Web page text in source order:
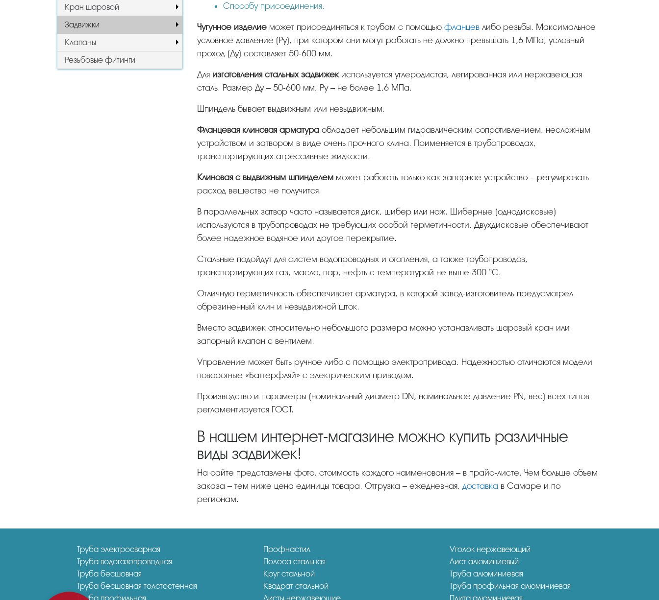
Кран шаровой
Задвижки
Клапаны
Резьбовые фитинги
Способу присоединения.
Чугунное изделие может присоединяться к трубам с помощью фланцев либо резьбы. Максимальное
условное давление (Ру), при котором они могут работать не должно превышать 1,6 МПа, условный
проход (Ду) составляет 50-600 мм.
Для изготовления стальных задвижекиспользуется углеродистая, легированная или нержавеющая
сталь. Размер Ду – 50-600 мм, Ру – не более 1,6 МПа.
Шпиндель бывает выдвижным или невыдвижным.
Фланцевая клиновая арматура обладает небольшим гидравлическим сопротивлением, несложным
устройством и затвором в виде очень прочного клина. Применяется в трубопроводах,
транспортирующих агрессивные жидкости.
Клиновая с выдвижным шпинделем может работать только как запорное устройство – регулировать
расход вещества не получится.
В параллельных затвор часто называется диск, шибер или нож. Шиберные (однодисковые)
используются в трубопроводах не требующих особой герметичности. Двухдисковые обеспечивают
более надежное водяное или другое перекрытие.
Стальные подойдут для систем водопроводных и отопления, а также трубопроводов,
транспортирующих газ, масло, пар, нефть с температурой не выше 300 °С.
Отличную герметичность обеспечивает арматура, в которой завод-изготовитель предусмотрел
обрезиненный клин и невыдвижной шток.
Вместо задвижек относительно небольшого размера можно устанавливать шаровый кран или
запорный клапан с вентилем.
Управление может быть ручное либо с помощью электропривода. Надежностью отличаются модели
поворотные «Баттерфляй» с электрическим приводом.
Производство и параметры (номинальный диаметр DN, номинальное давление PN, вес) всех типов
регламентируется ГОСТ.
В нашем интернет-магазине можно купить различные
виды задвижек!
На сайте представлены фото, стоимость каждого наименования – в прайс-листе. Чем больше объем
заказа – тем ниже цена единицы товара. Отгрузка – ежедневная, доставка в Самаре и по
регионам.
Труба электросварная
Труба водогазопроводная
Труба бесшовная
Труба бесшовная толстостенная
Профнастил
Полоса стальная
Круг стальной
Квадрат стальной
Уголок нержавеющий
Лист алюминиевый
Труба алюминиевая
Труба профильная алюминиевая